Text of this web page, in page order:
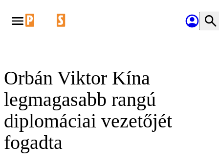
Orbán Viktor Kína
legmagasabb rangú
diplomáciai vezetőjét
fogadta